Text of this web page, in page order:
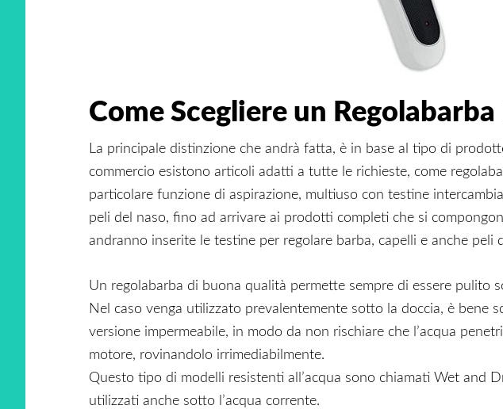
Come Scegliere un
La principale distinzione che andrà fatta, è in base al tipo di
commercio esistono articoli adatti a tutte le richieste, come
particolare funzione di aspirazione, multiuso con testine
peli del naso, fino ad arrivare ai prodotti completi che si
andranno inserite le testine per regolare barba, capelli e anche peli
Un regolabarba di buona qualità permette sempre di essere pulito
Nel caso venga utilizzato prevalentemente sotto la doccia, è bene
versione impermeabile, in modo da non rischiare che l’acqua
motore, rovinandolo irrimediabilmente.
Questo tipo di modelli resistenti all’acqua sono chiamati Wet and
utilizzati anche sotto l’acqua corrente.